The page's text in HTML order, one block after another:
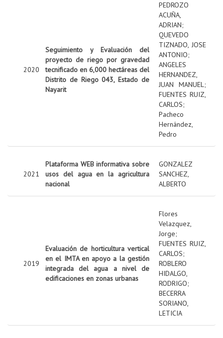
2020
Seguimiento y Evaluación del
proyecto de riego por gravedad
tecnificado en 6,000 hectáreas del
Distrito de Riego 043, Estado de
Nayarit
PEDROZO
ACUÑA,
ADRIAN;
QUEVEDO
TIZNADO, JOSE
ANTONIO;
ANGELES
HERNANDEZ,
JUAN MANUEL;
FUENTES RUIZ,
CARLOS;
Pacheco
Hernández,
Pedro
2021
Plataforma WEB informativa sobre
usos del agua en la agricultura
nacional
GONZALEZ
SANCHEZ,
ALBERTO
2019
Evaluación de horticultura vertical
en el IMTA en apoyo a la gestión
integrada del agua a nivel de
edificaciones en zonas urbanas
Flores
Velazquez,
Jorge;
FUENTES RUIZ,
CARLOS;
ROBLERO
HIDALGO,
RODRIGO;
BECERRA
SORIANO,
LETICIA